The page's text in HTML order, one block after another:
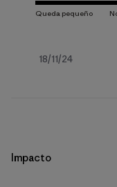
Fecha
18/11/24
Impacto